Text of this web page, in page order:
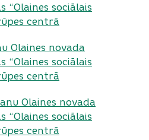
“Olaines sociālais
centrā
Olaines novada
“Olaines sociālais
centrā
Olaines novada
“Olaines sociālais
centrā